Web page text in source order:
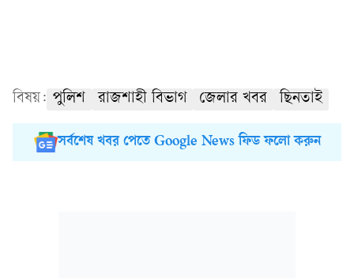
বিষয়: পুলিশ রাজশাহী বিভাগ জেলার খবর ছিনতাই
সর্বশেষ খবর পেতে Google News ফিড ফলো করুন